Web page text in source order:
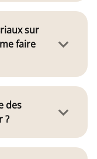
sur
faire
des
?